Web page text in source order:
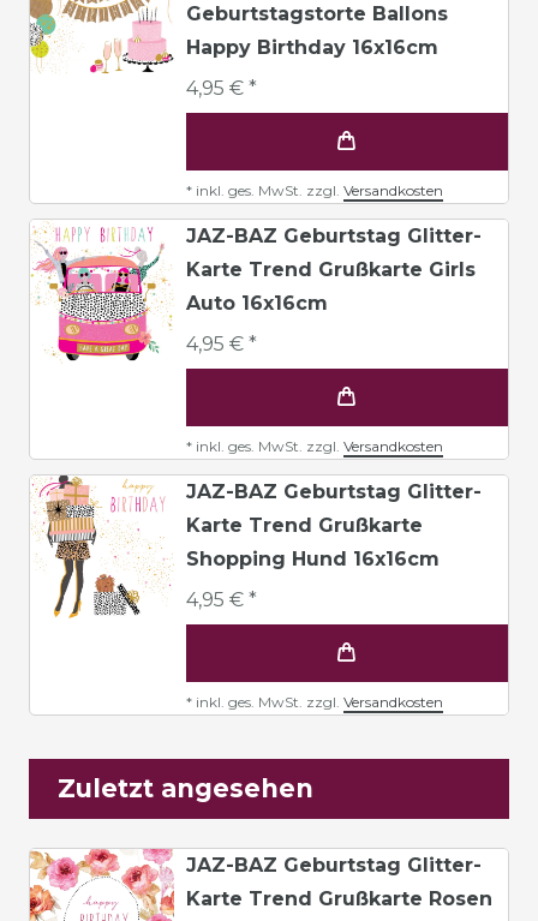
Geburtstagstorte Ballons
Happy Birthday 16x16cm
4,95 € *
* inkl. ges. MwSt. zzgl. Versandkosten
JAZ-BAZ Geburtstag Glitter-
Karte Trend Grußkarte Girls
Auto 16x16cm
4,95 € *
* inkl. ges. MwSt. zzgl. Versandkosten
JAZ-BAZ Geburtstag Glitter-
Karte Trend Grußkarte
Shopping Hund 16x16cm
4,95 € *
* inkl. ges. MwSt. zzgl. Versandkosten
Zuletzt angesehen
JAZ-BAZ Geburtstag Glitter-
Karte Trend Grußkarte Rosen